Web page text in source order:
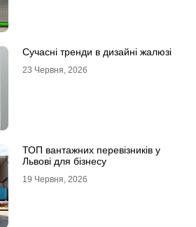
Сучасні тренди в дизайні жалюзі
23 Червня, 2026
ТОП вантажних перевізників у
Львові для бізнесу
19 Червня, 2026